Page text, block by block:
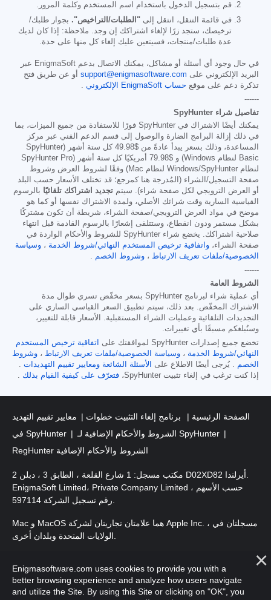
قم بتسجيل الدخول باستخدام اسم المستخدم وكلمة المرور.
في قائمة التنقل، انتقل إلى "الطلبات/التراخيص". بجوار طلبك/
ترخيصك، ستجد زرًا لإلغاء اشتراكك إن وجد. ملاحظة: إذا كان لديك
عدة طلبات/منتجات، فسيتعين عليك إلغاء كل منها على حدة.
في حال وجود أي أسئلة أو مشاكل، يمكنك الاتصال بدعم EnigmaSoft عبر
البريد الإلكتروني على support@enigmasoftware.com أو عن طريق فتح
تذكرة دعم على موقع حساب EnigmaSoft الإلكتروني
------
تفاصيل شراء SpyHunter
يمكنك أيضًا الاشتراك في SpyHunter فورًا للاستفادة من جميع الميزات، بما
في ذلك إزالة البرامج الضارة والوصول إلى قسم الدعم الفني عبر مركز
المساعدة، وذلك بسعر يبدأ عادةً من $49.98
كل ستة أشهر (SpyHunter
Basic لنظام Windows) و
$79.98
أمريكيًا كل ستة أشهر (SpyHunter Pro
لنظام Windows/SpyHunter لنظام Mac) وفقًا لشروط العرض وشروط
صفحة التسجيل/الشراء (المُدرجة هنا كمرجع؛ قد تختلف الأسعار حسب البلد
أو العرض الترويجي لكل صفحة شراء). سيتم تجديد اشتراكك تلقائيًا بالرسوم
القياسية السارية وقت شرائك الأصلي، ولمدة الاشتراك نفسها أو كما هو
موضح في مواد العرض الترويجي/صفحة الشراء، شريطة أن تكون مشتركًا
بشكل مستمر ودون انقطاع، وستتلقى إشعارًا بالرسوم القادمة قبل انتهاء
صلاحية اشتراكك. يخضع شراء SpyHunter للشروط والأحكام الواردة في
صفحة الشراء، واتفاقية ترخيص المستخدم النهائي/شروط الخدمة ، وسياسة
الخصوصية/ملفات تعريف الارتباط ، وشروط الخصم
------
الشروط العامة
أي عملية شراء لبرنامج SpyHunter بسعر مخفّض تسري طوال مدة
الاشتراك المخفّض. بعد ذلك، سيتم تطبيق السعر القياسي الساري على
التجديدات التلقائية وعمليات الشراء المستقبلية. الأسعار قابلة للتغيير،
وسنُبلغكم مسبقًا بأي تغييرات.
تخضع جميع إصدارات SpyHunter لموافقتك على
اتفاقية ترخيص المستخدم
النهائي/شروط الخدمة ، وسياسة الخصوصية/ملفات تعريف الارتباط ، وشروط
الخصم
. يُرجى أيضًا الاطلاع على الأسئلة الشائعة ومعايير تقييم التهديدات
إذا كنت ترغب في إلغاء تثبيت SpyHunter،
فتعرّف على كيفية القيام بذلك
الصفحة الرئيسية برنامج إلغاء التثبيت خطوات
معايير تقييم التهديد
في SpyHunter
الشروط والأحكام الإضافية لـ SpyHunter
RegHunter الشروط والأحكام الإضافية
مكتب مسجل: 1 شارع القلعة ، الطابق 3 ، دبلن 2 D02XD82 أيرلندا.
EnigmaSoft Limited، Private Company Limited حسب الأسهم ،
رقم تسجيل الشركة 597114.
Mac و MacOS هما علامتان تجاريتان لشركة Apple Inc. ، مسجلتان في
محفوظة.
Enigmasoftware.com uses cookies to provide you with a
better browsing experience and analyze how users navigate
and utilize the Site. By using this Site or clicking on "OK", you